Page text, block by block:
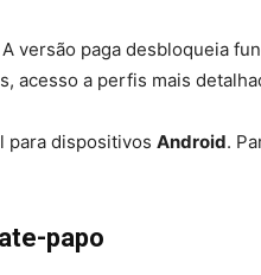
A versão paga desbloqueia
acesso a perfis mais
para dispositivos Android.
papo